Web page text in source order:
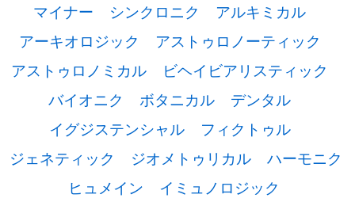
マイナー
シンクロニク
アルキミカル
アーキオロジック
アストゥロノーティック
アストゥロノミカル
ビヘイビアリスティック
バイオニク
ボタニカル
デンタル
イグジステンシャル
フィクトゥル
ジェネティック
ジオメトゥリカル
ハーモニク
ヒュメイン
イミュノロジック